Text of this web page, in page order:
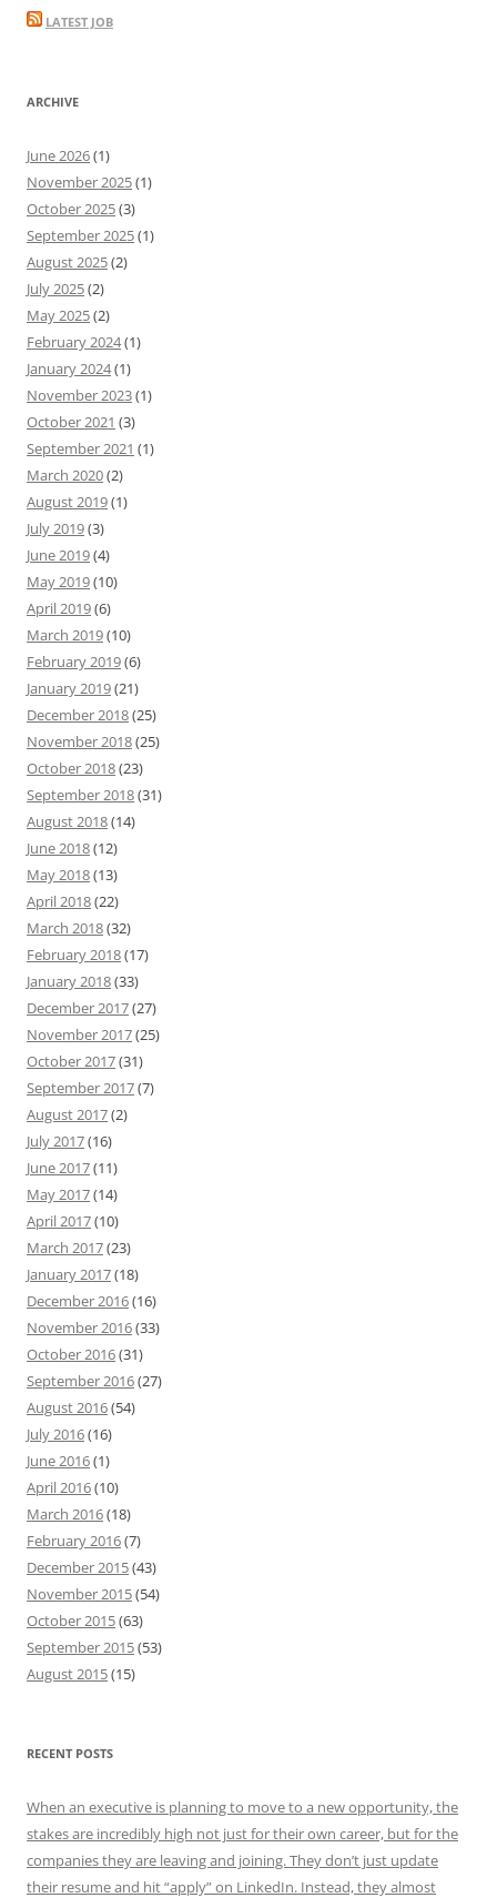
LATEST JOB
ARCHIVE
June 2026(1)
November 2025(1)
October 2025(3)
September 2025(1)
August 2025(2)
July 2025(2)
May 2025(2)
February 2024(1)
January 2024(1)
November 2023(1)
October 2021 (3)
September 2021 (1)
March 2020(2)
August 2019(1)
July 2019(3)
June 2019(4)
May 2019(10)
April 2019(6)
March 2019(10)
February 2019(6)
January 2019(21)
December 2018(25)
November 2018(25)
October 2018(23)
September 2018(31)
August 2018(14)
June 2018(12)
May 2018(13)
April 2018(22)
March 2018(32)
February 2018(17)
January 2018(33)
December 2017(27)
November 2017(25)
October 2017(31)
September 2017(7)
August 2017(2)
July 2017(16)
June 2017(11)
May 2017(14)
April 2017(10)
March 2017(23)
January 2017(18)
December 2016(16)
November 2016(33)
October 2016(31)
September 2016(27)
August 2016(54)
July 2016(16)
June 2016(1)
April 2016(10)
March 2016(18)
February 2016(7)
December 2015(43)
November 2015(54)
October 2015(63)
September 2015(53)
August 2015(15)
RECENT POSTS
When an executive is planning to move to a new opportunity, the
stakes are incredibly high not just for their own career, but for the
companies they are leaving and joining. They don’t just update
their resume and hit “apply” on LinkedIn. Instead, they almost